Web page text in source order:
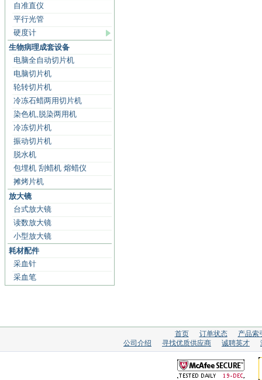
自准直仪
平行光管
硬度计
生物病理成套设备
电脑全自动切片机
电脑切片机
轮转切片机
冷冻石蜡两用切片机
染色机,脱染两用机
冷冻切片机
振动切片机
脱水机
包埋机 刮蜡机 熔蜡仪
摊烤片机
放大镜
台式放大镜
读数放大镜
小型放大镜
耗材配件
采血针
采血笔
首页 订单状态
产品索
公司介绍
寻找优质供应商 诚聘英才